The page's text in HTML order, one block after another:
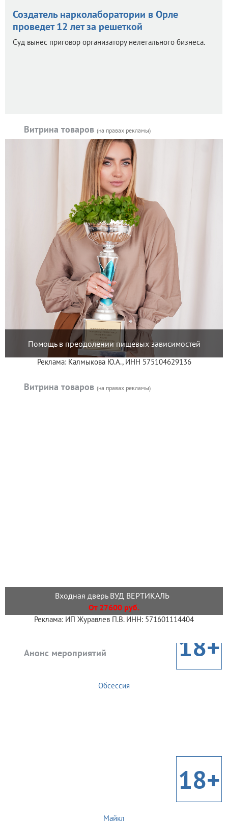
Создатель нарколаборатории в Орле
проведет 12 лет за решеткой
Суд вынес приговор организатору нелегального бизнеса.
Витрина товаров (на правах рекламы)
Помощь в преодолении пищевых зависимостей
Реклама: Калмыкова Ю.А., ИНН 575104629136
Витрина товаров (на правах рекламы)
Входная дверь ВУД ВЕРТИКАЛЬ
От 27600 руб.
Реклама: ИП Журавлев П.В. ИНН: 571601114404
Анонс мероприятий 18+
Обсессия
18+
Майкл